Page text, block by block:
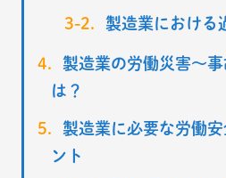
製造業における
製造業の労働災害〜
は？
製造業に必要な労働
ント